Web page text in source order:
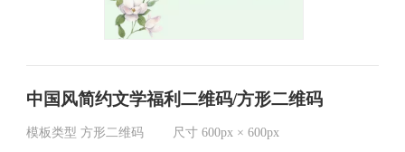
中国风简约文学福利二维码/方形二维码
模板类型 方形二维码 尺寸 600px × 600px